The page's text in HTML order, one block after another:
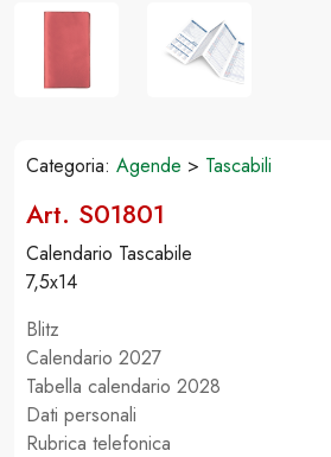
Categoria: Agende > Tascabili
Art. S01801
Calendario Tascabile
7,5x14
Blitz
Calendario 2027
Tabella calendario 2028
Dati personali
Rubrica telefonica